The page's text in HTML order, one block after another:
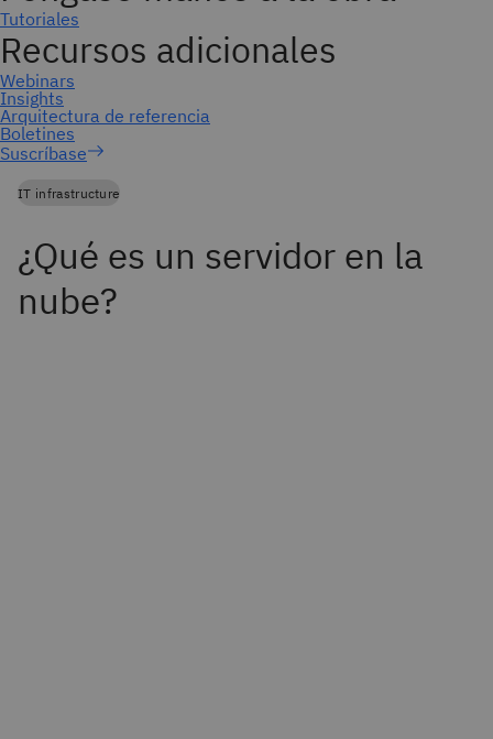
Suscríbase
IT infrastructure
¿Qué es un servidor en la
nube?